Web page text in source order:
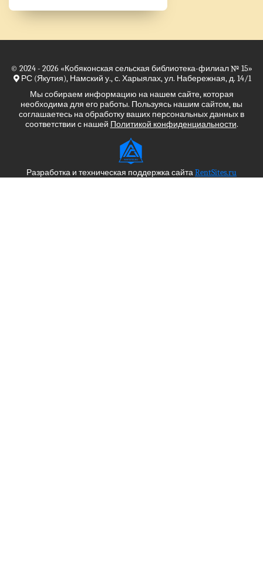
© 2024 - 2026 «Кобяконская сельская библиотека-филиал № 15»
РС (Якутия), Намский у., с. Харыялах, ул. Набережная, д. 14/1
Мы собираем информацию на нашем сайте, которая
необходима для его работы. Пользуясь нашим сайтом, вы
соглашаетесь на обработку ваших персональных данных в
соответствии с нашей Политикой конфиденциальности.
Разработка и техническая поддержка сайтаRentSites.ru